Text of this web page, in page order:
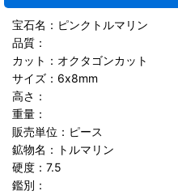
宝石名：ピンクトルマリン
品質：
カット：オクタゴンカット
サイズ：6x8mm
高さ：
重量：
販売単位：ピース
鉱物名：トルマリン
硬度：7.5
鑑別：